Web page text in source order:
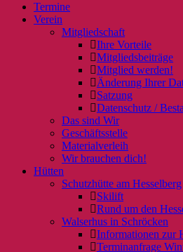
Termine
Verein
Mitgliedschaft
Ihre Vorteile
Mitgliedsbeiträge
Mitglied werden!
Änderung Ihrer
Satzung
Datenschutz /
Das sind Wir
Geschäftsstelle
Materialverleih
Wir brauchen dich!
Hütten
Schutzhütte am Hesselberg
Skilift
Rund um den
Walserhus in Schröcken
Informationen zur
Terminanfrage